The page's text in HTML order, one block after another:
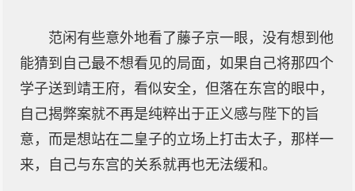
范闲有些意外地看了藤子京一眼，没有想到他
能猜到自己最不想看见的局面，如果自己将那四个
学子送到靖王府，看似安全，但落在东宫的眼中，
自己揭弊案就不再是纯粹出于正义感与陛下的旨
意，而是想站在二皇子的立场上打击太子，那样一
来，自己与东宫的关系就再也无法缓和。